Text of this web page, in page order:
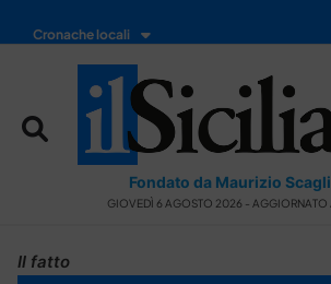
Cronache locali
Fondato da Maurizio
GIOVEDÌ 6 AGOSTO 2026 - AGGIORNATO
Il fatto